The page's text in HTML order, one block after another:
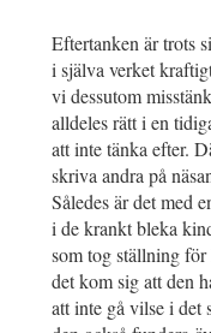
Eftertanken är trots
i själva verket
vi dessutom
alldeles rätt i en
att inte tänka efter.
skriva andra på
Således är det med
i de krankt bleka
som tog ställning
det kom sig att den
att inte gå vilse i det